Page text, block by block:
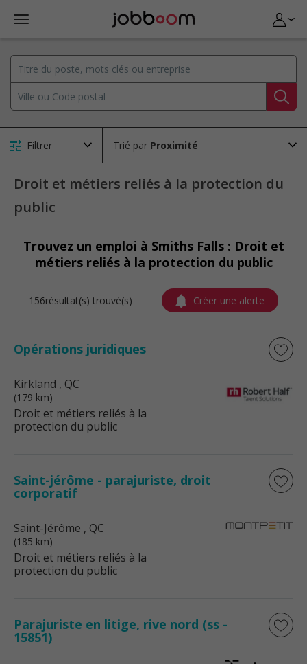
Filtrer Trié par
Droit et métiers reliés à la protection du
public
Trouvez un emploi à Smiths Falls : Droit et
métiers reliés à la protection du public
156résultat(s) trouvé(s) Créer une alerte
Opérations juridiques
Kirkland , QC
(179 km)
Droit et métiers reliés à la
protection du public
Saint-jérôme - parajuriste, droit
corporatif
Saint-Jérôme , QC
(185 km)
Droit et métiers reliés à la
protection du public
Parajuriste en litige, rive nord (ss -
15851)